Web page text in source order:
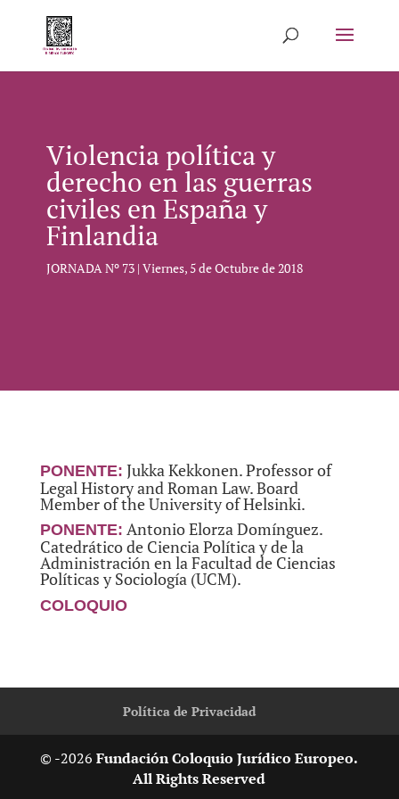
Violencia política y
derecho en las guerras
civiles en España y
Finlandia
JORNADA Nº 73 | Viernes, 5 de Octubre de 2018
PONENTE: Jukka Kekkonen. Professor of
Legal History and Roman Law. Board
Member of the University of Helsinki.
PONENTE: Antonio Elorza Domínguez.
Catedrático de Ciencia Política y de la
Administración en la Facultad de Ciencias
Políticas y Sociología (UCM).
COLOQUIO
Política de Privacidad
© -2026Fundación Coloquio Jurídico Europeo.
All Rights Reserved